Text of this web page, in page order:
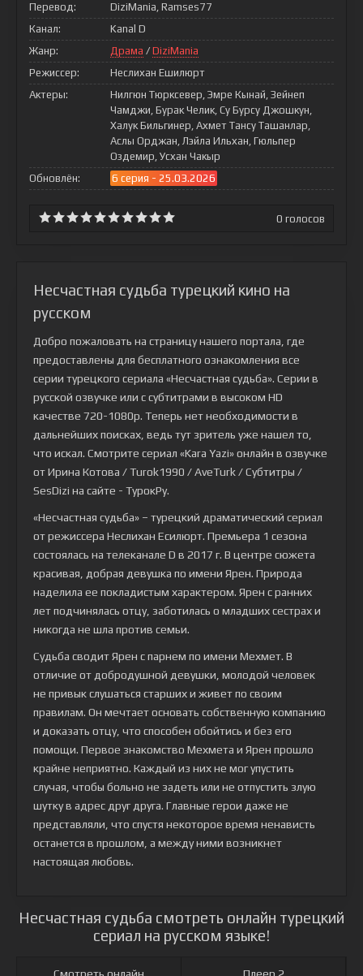
Перевод:
DiziMania, Ramses77
Канал:
Kanal D
Жанр:
Драма / DiziMania
Режиссер:
Неслихан Ешилюрт
Актеры:
Нилгюн Тюрксевер, Эмре Кынай, Зейнеп
Чамджи, Бурак Челик, Су Бурсу Джошкун,
Халук Бильгинер, Ахмет Тансу Ташанлар,
Аслы Орджан, Лэйла Ильхан, Гюльпер
Оздемир, Усхан Чакыр
Обновлён:
6 серия - 25.03.2026
0 голосов
Несчастная судьба турецкий кино на
русском
Добро пожаловать на страницу нашего портала, где
предоставлены для бесплатного ознакомления все
серии турецкого сериала «Несчастная судьба». Серии в
русской озвучке или с субтитрами в высоком HD
качестве 720-1080p. Теперь нет необходимости в
дальнейших поисках, ведь тут зритель уже нашел то,
что искал. Смотрите сериал «Kara Yazi» онлайн в озвучке
от Ирина Котова / Turok1990 / AveTurk / Субтитры /
SesDizi на сайте - ТурокРу.
«Несчастная судьба» – турецкий драматический сериал
от режиссера Неслихан Есилюрт. Премьера 1 сезона
состоялась на телеканале D в 2017 г. В центре сюжета
красивая, добрая девушка по имени Ярен. Природа
наделила ее покладистым характером. Ярен с ранних
лет подчинялась отцу, заботилась о младших сестрах и
никогда не шла против семьи.
Судьба сводит Ярен с парнем по имени Мехмет. В
отличие от добродушной девушки, молодой человек
не привык слушаться старших и живет по своим
правилам. Он мечтает основать собственную компанию
и доказать отцу, что способен обойтись и без его
помощи. Первое знакомство Мехмета и Ярен прошло
крайне неприятно. Каждый из них не мог упустить
случая, чтобы больно не задеть или не отпустить злую
шутку в адрес друг друга. Главные герои даже не
представляли, что спустя некоторое время ненависть
останется в прошлом, а между ними возникнет
настоящая любовь.
Несчастная судьба смотреть онлайн турецкий
сериал на русском языке!